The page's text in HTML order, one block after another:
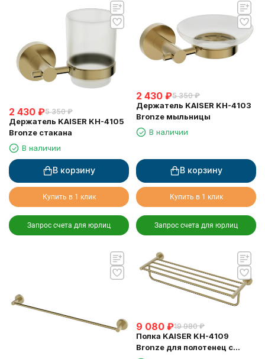
2 430 ₽5 350 ₽
Держатель KAISER KH-4105
Bronze стакана
В наличии
В корзину
Купить в 1 клик
Запрос счета для юрлиц
2 430 ₽5 350 ₽
Держатель KAISER KH-4103
Bronze мыльницы
В наличии
В корзину
Купить в 1 клик
Запрос счета для юрлиц
9 080 ₽19 980 ₽
Полка KAISER KH-4109
Bronze для полотенец с